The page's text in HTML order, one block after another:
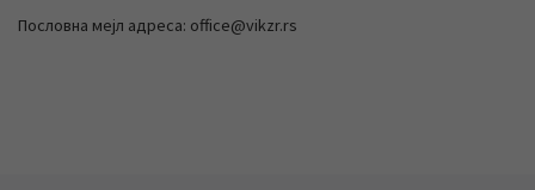
Пословна мејл адреса: office@vikzr.rs